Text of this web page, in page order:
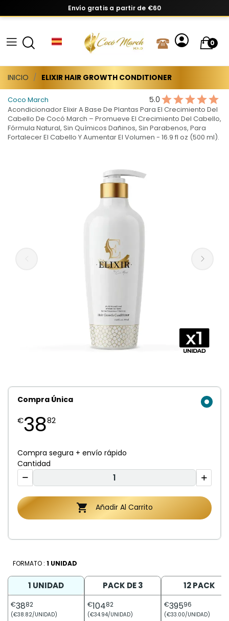
Envío gratis a partir de €60
0
INICIO ELIXIR HAIR GROWTH CONDITIONER
Coco March 5.0
Acondicionador Elixir A Base De Plantas Para El Crecimiento Del
Cabello De Cocó March – Promueve El Crecimiento Del Cabello,
Fórmula Natural, Sin Químicos Dañinos, Sin Parabenos, Para
Fortalecer El Cabello Y Aumentar El Volumen - 16.9 fl oz (500 ml).
Compra Única
€3882
Compra segura + envío rápido
Cantidad
 Añadir Al Carrito
FORMATO : 1 UNIDAD
1 UNIDAD
€3882
(€38.82/UNIDAD)
PACK DE 3
€10482
(€34.94/UNIDAD)
12 PACK
€39596
(€33.00/UNIDAD)